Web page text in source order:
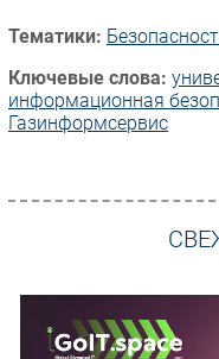
Тематики:
Ключевые слова:
информационная
Газинформсервис